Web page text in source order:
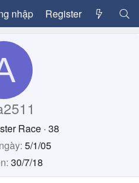
nhập Register
Race · 38
5/1/05
30/7/18